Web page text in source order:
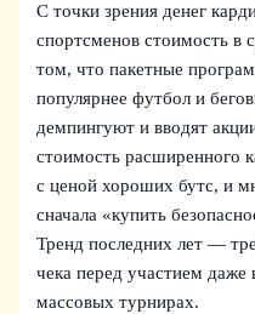
С точки зрения денег
спортсменов стоимость в
том, что пакетные
популярнее футбол и
демпингуют и вводят
стоимость расширенного
с ценой хороших бутс, и
сначала «купить
Тренд последних лет —
чека перед участием даже
массовых турнирах.